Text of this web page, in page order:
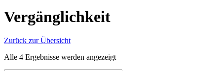
Vergänglichkeit
Zurück zur Übersicht
Alle 4 Ergebnisse werden angezeigt